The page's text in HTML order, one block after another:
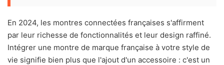
En 2024, les montres connectées françaises s'affirment
par leur richesse de fonctionnalités et leur design raffiné.
Intégrer une montre de marque française à votre style de
vie signifie bien plus que l'ajout d'un accessoire : c'est un